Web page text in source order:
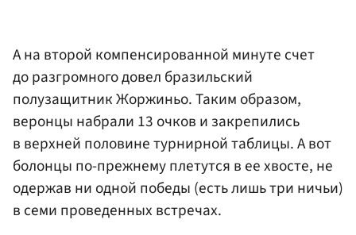
А на второй компенсированной минуте счет
до разгромного довел бразильский
полузащитник Жоржиньо. Таким образом,
веронцы набрали 13 очков и закрепились
в верхней половине турнирной таблицы. А вот
болонцы по-прежнему плетутся в ее хвосте, не
одержав ни одной победы (есть лишь три ничьи)
в семи проведенных встречах.